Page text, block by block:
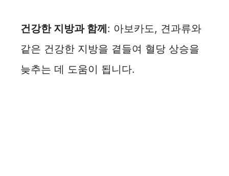
건강한 지방과 함께: 아보카도, 견과류와
같은 건강한 지방을 곁들여 혈당 상승을
늦추는 데 도움이 됩니다.